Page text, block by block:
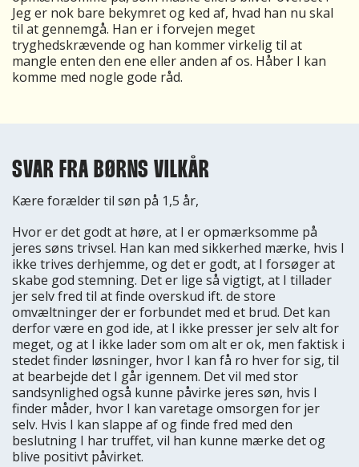
Jeg er nok bare bekymret og ked af, hvad han nu skal
til at gennemgå. Han er i forvejen meget
tryghedskrævende og han kommer virkelig til at
mangle enten den ene eller anden af os. Håber I kan
komme med nogle gode råd.
SVAR FRA BØRNS VILKÅR
Kære forælder til søn på 1,5 år,
Hvor er det godt at høre, at I er opmærksomme på
jeres søns trivsel. Han kan med sikkerhed mærke, hvis I
ikke trives derhjemme, og det er godt, at I forsøger at
skabe god stemning. Det er lige så vigtigt, at I tillader
jer selv fred til at finde overskud ift. de store
omvæltninger der er forbundet med et brud. Det kan
derfor være en god ide, at I ikke presser jer selv alt for
meget, og at I ikke lader som om alt er ok, men faktisk i
stedet finder løsninger, hvor I kan få ro hver for sig, til
at bearbejde det I går igennem. Det vil med stor
sandsynlighed også kunne påvirke jeres søn, hvis I
finder måder, hvor I kan varetage omsorgen for jer
selv. Hvis I kan slappe af og finde fred med den
beslutning I har truffet, vil han kunne mærke det og
blive positivt påvirket.